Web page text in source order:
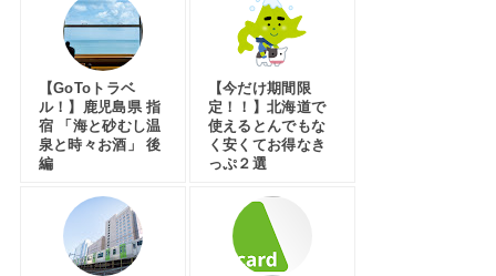
【GoToトラベ
ル！】鹿児島県 指
宿 「海と砂むし温
泉と時々お酒」 後
編
【今だけ期間限
定！！】北海道で
使えるとんでもな
く安くてお得なき
っぷ２選